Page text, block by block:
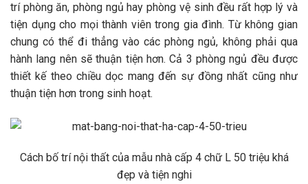
trí phòng ăn, phòng ngủ hay phòng vệ sinh đều rất hợp lý và
tiện dụng cho mọi thành viên trong gia đình. Từ không gian
chung có thể đi thẳng vào các phòng ngủ, không phải qua
hành lang nên sẽ thuận tiện hơn. Cả 3 phòng ngủ đều được
thiết kế theo chiều dọc mang đến sự đồng nhất cũng như
thuận tiện hơn trong sinh hoạt.
Cách bố trí nội thất của mẫu nhà cấp 4 chữ L 50 triệu khá
đẹp và tiện nghi